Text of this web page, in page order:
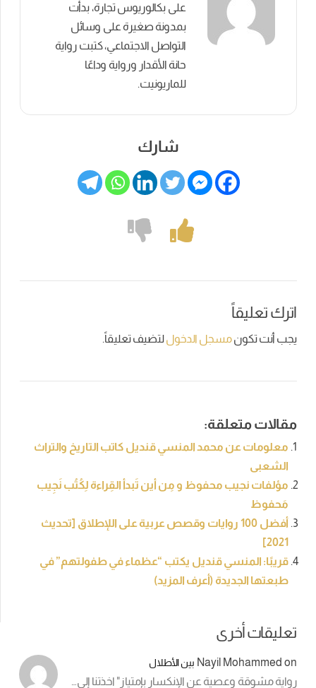
على بكالوريوس تجارة، بدأت
بمدونة صغيرة على وسائل
التواصل الاجتماعي، كتبت رواية
حانة الأقدار ورواية وداعًا
للماريونيت.
شارك
اترك تعليقاً
يجب أنت تكونمسجل الدخوللتضيف تعليقاً.
مقالات متعلقة:
معلومات عن محمد المنسي قنديل كاتب التاريخ والتراث
الشعبى
مؤلفات نجيب محفوظ و مِن أين تَبدأ القِراءة لِكُتُب نَجِيب
مَحفوظ
أفضل 100 روايات وقصص عربية على اللإطلاق [تحديث
2021]
قريبًا: المنسي قنديل يكتب “عظماء في طفولتهم” في
طبعتها الجديدة (أعرف المزيد)
تعليقات أخرى
Nayil Mohammed on بين الأطلال
رواية مشوقة وعصية عن الإنكسار بإمتياز" اخذتنا إلى…